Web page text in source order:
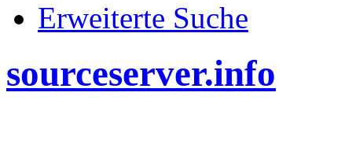
Erweiterte Suche
sourceserver.info